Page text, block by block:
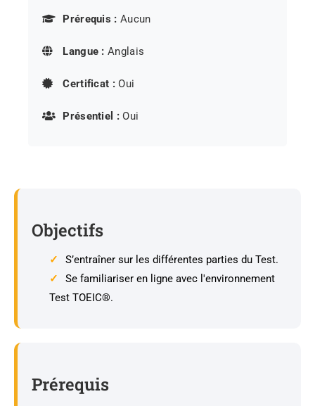
Prérequis : Aucun
Langue : Anglais
Certificat :Oui
Présentiel :Oui
Objectifs
S’entraîner sur les différentes parties du Test.
Se familiariser en ligne avec l'environnement
Test TOEIC®.
Prérequis